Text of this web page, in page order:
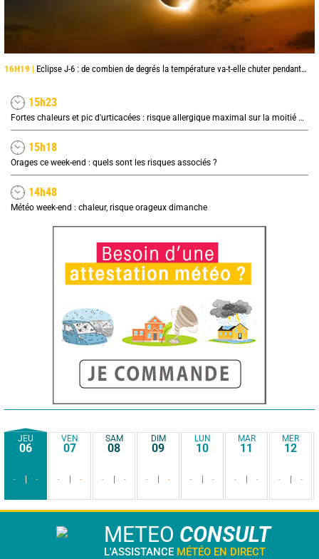
16H19 | Eclipse J-6 : de combien de degrés la température va-t-elle chuter pendant l'éclipse du 12 août ?
15h23
Fortes chaleurs et pic d'urticacées : risque allergique maximal sur la moitié nord ce vendredi
15h18
Orages ce week-end : quels sont les risques associés ?
14h48
Météo week-end : chaleur, risque orageux dimanche
JEU
06
- -
VEN
07
- -
SAM
08
- -
DIM
09
- -
LUN
10
- -
MAR
11
- -
MER
12
- -
METEO CONSULT
L'ASSISTANCE MÉTÉO EN DIRECT